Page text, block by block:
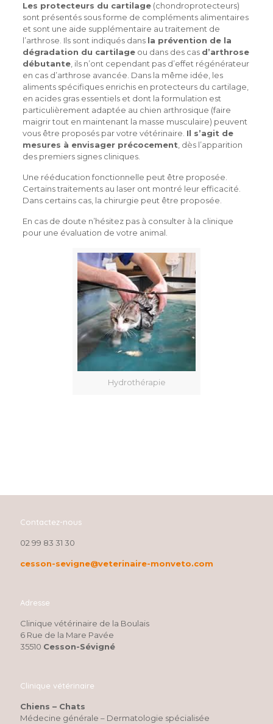
Les protecteurs du cartilage(chondroprotecteurs)
sont présentés sous forme de compléments alimentaires
et sont une aide supplémentaire au traitement de
l’arthrose. Ils sont indiqués dans la prévention de la
dégradation du cartilageou dans des cas d’arthrose
débutante, ils n’ont cependant pas d’effet régénérateur
en cas d’arthrose avancée. Dans la même idée, les
aliments spécifiques enrichis en protecteurs du cartilage,
en acides gras essentiels et dont la formulation est
particulièrement adaptée au chien arthrosique (faire
maigrir tout en maintenant la masse musculaire) peuvent
vous être proposés par votre vétérinaire. Il s’agit de
mesures à envisager précocement , dès l’apparition
des premiers signes cliniques.
Une rééducation fonctionnelle peut être proposée.
Certains traitements au laser ont montré leur efficacité.
Dans certains cas, la chirurgie peut être proposée.
En cas de doute n’hésitez pas à consulter à la clinique
pour une évaluation de votre animal.
Hydrothérapie
Contactez-nous
02 99 83 31 30
cesson-sevigne@veterinaire-monveto.com
Adresse
Clinique vétérinaire de la Boulais
6 Rue de la Mare Pavée
35510 Cesson-Sévigné
Clinique vétérinaire
Chiens – Chats
Médecine générale – Dermatologie spécialisée